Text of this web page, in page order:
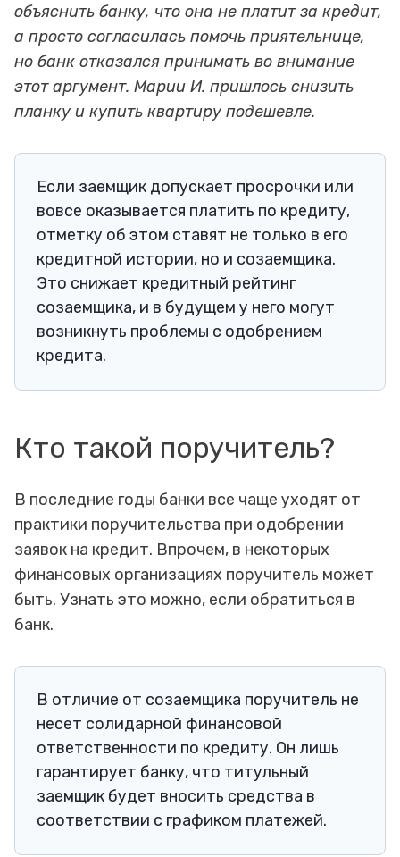
объяснить банку, что она не платит за кредит,
а просто согласилась помочь приятельнице,
но банк отказался принимать во внимание
этот аргумент. Марии И. пришлось снизить
планку и купить квартиру подешевле.
Если заемщик допускает просрочки или
вовсе оказывается платить по кредиту,
отметку об этом ставят не только в его
кредитной истории, но и созаемщика.
Это снижает кредитный рейтинг
созаемщика, и в будущем у него могут
возникнуть проблемы с одобрением
кредита.
Кто такой поручитель?
В последние годы банки все чаще уходят от
практики поручительства при одобрении
заявок на кредит. Впрочем, в некоторых
финансовых организациях поручитель может
быть. Узнать это можно, если обратиться в
банк.
В отличие от созаемщика поручитель не
несет солидарной финансовой
ответственности по кредиту. Он лишь
гарантирует банку, что титульный
заемщик будет вносить средства в
соответствии с графиком платежей.